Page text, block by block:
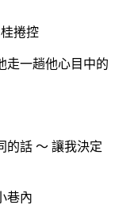
捲控
走一趟他心目中的
的話 ～ 讓我決定
巷內